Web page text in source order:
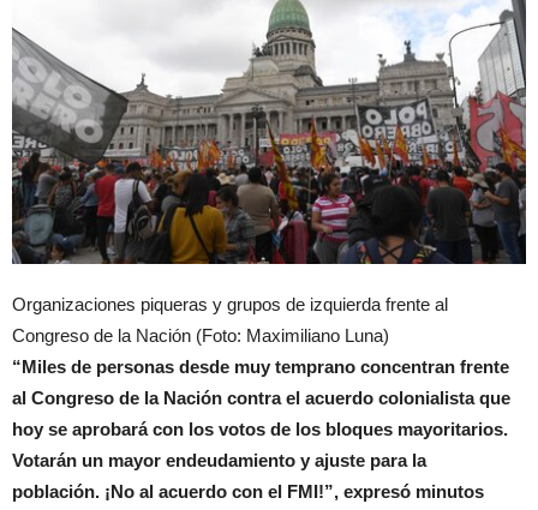
Organizaciones piqueras y grupos de izquierda frente al
Congreso de la Nación (Foto: Maximiliano Luna)
“Miles de personas desde muy temprano concentran frente
al Congreso de la Nación contra el acuerdo colonialista que
hoy se aprobará con los votos de los bloques mayoritarios.
Votarán un mayor endeudamiento y ajuste para la
población. ¡No al acuerdo con el FMI!”, expresó minutos